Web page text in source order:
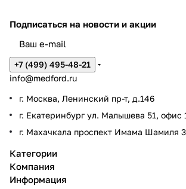
Подписаться на новости и акции
+7 (499) 495-48-21
info@medford.ru
г. Москва, Ленинский пр-т, д.146
г. Екатеринбург ул. Малышева 51, офис
г. Махачкала проспект Имама Шамиля
Категории
Компания
Информация